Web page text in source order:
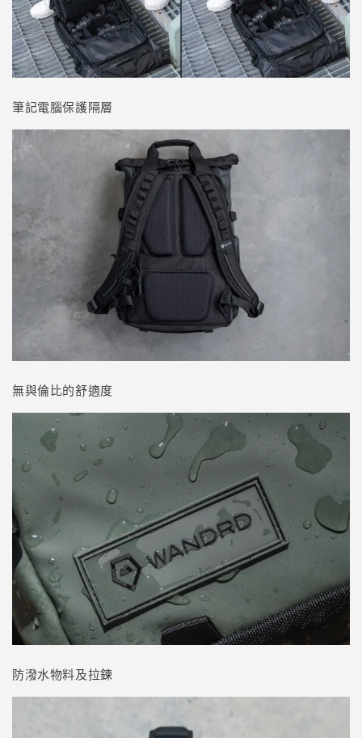
筆記電腦保護隔層
無與倫比的舒適度
防潑水物料及拉鍊